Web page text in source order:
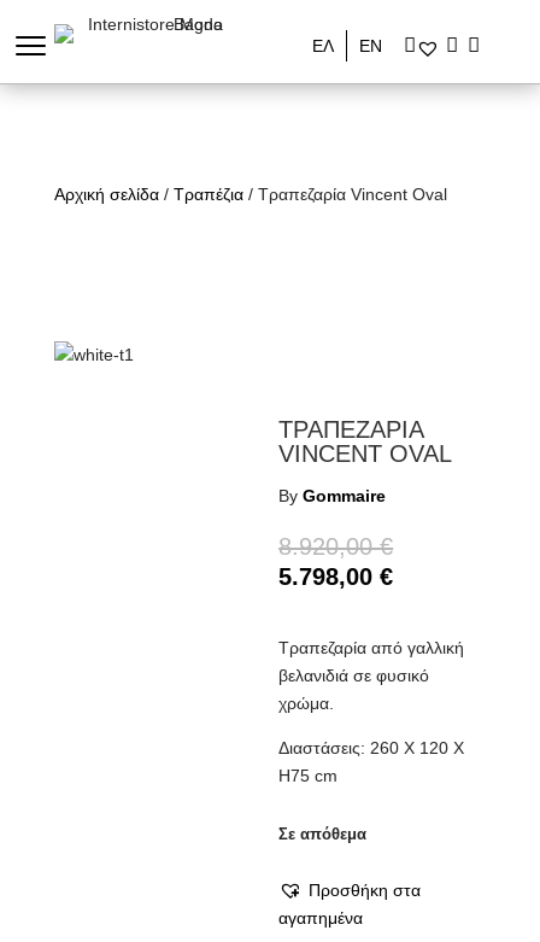
ΕΛ ΕΝ
Αρχική σελίδα/ Τραπέζια/ Τραπεζαρία Vincent Oval
ΤΡΑΠΕΖΑΡΙΑ
VINCENT OVAL
ByGommaire
8.920,00€
5.798,00€
Τραπεζαρία απόγαλλική
βελανιδιάσε φυσικό
χρώμα.
Διαστάσεις: 260 Χ 120 Χ
Η75 cm
Σε απόθεμα
Προσθήκη στα
αγαπημένα